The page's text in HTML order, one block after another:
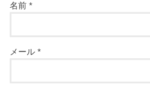
名前*
メール*